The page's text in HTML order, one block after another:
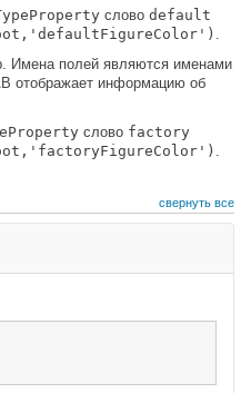
слово default
.
Имена полей являются именами
отображает информацию об
слово factory
.
свернуть все